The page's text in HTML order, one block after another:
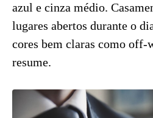
azul e cinza médio.
lugares abertos durante o
cores bem claras como off-
resume.